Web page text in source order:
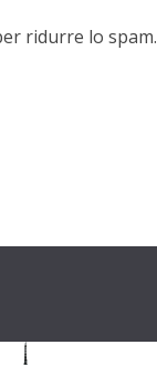
ridurre lo spam.